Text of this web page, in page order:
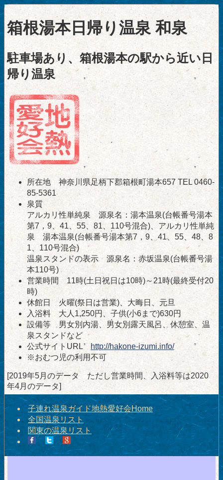
箱根湯本日帰り温泉 和泉
駐車場あり、箱根湯本の駅から近い日
帰り温泉
所在地 神奈川県足柄下郡箱根町湯本657 TEL 0460-
85-5361
泉質
アルカリ性単純泉 源泉名：湯本温泉(台帳番号湯本
第7，9、41、55、81、110号混合)、アルカリ性単純
泉 湯本温泉(台帳番号湯本第7，9、41、55、48、8
1、110号混合)
温泉スタンドの表示 源泉名：赤坂温泉(台帳番号湯
本110号)
営業時間 11時(土日祝日は10時)～21時(最終受付20
時)
休館日 火曜(祭日は営業)、大晦日、元旦
入浴料 大人1,250円、子供(小6まで)630円
設備等 男女別内湯、男女別露天風呂、休憩室、温
泉スタンドなど
公式サイトURL http://hakone-izumi.info/
※おむつ児の利用不可
[2019年5月のデータ ただし営業時間、入浴料等は2020
年4月のデータ]
子連れ温泉ガイド地熱愛好会Home
全国温泉リスト
関東の温泉リスト